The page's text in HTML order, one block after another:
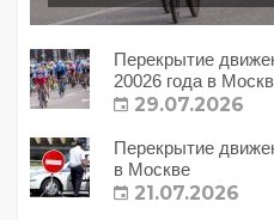
Перекрытие
20026 года в
29.07.2026
Перекрытие
в Москве
21.07.2026